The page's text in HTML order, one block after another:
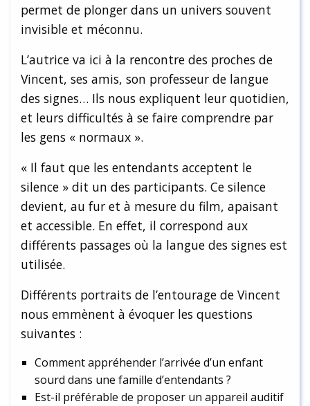
permet de plonger dans un univers souvent
invisible et méconnu.
L’autrice va ici à la rencontre des proches de
Vincent, ses amis, son professeur de langue
des signes… Ils nous expliquent leur quotidien,
et leurs difficultés à se faire comprendre par
les gens « normaux ».
« Il faut que les entendants acceptent le
silence » dit un des participants. Ce silence
devient, au fur et à mesure du film, apaisant
et accessible. En effet, il correspond aux
différents passages où la langue des signes est
utilisée.
Différents portraits de l’entourage de Vincent
nous emmènent à évoquer les questions
suivantes :
Comment appréhender l’arrivée d’un enfant
sourd dans une famille d’entendants ?
Est-il préférable de proposer un appareil auditif